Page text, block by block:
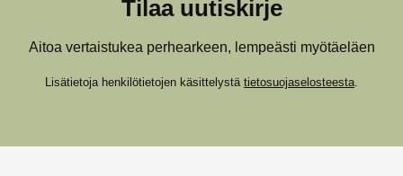
Tilaa uutiskirje
Aitoa vertaistukea perhearkeen, lempeästi myötäeläen
Lisätietoja henkilötietojen käsittelystä tietosuojaselosteesta